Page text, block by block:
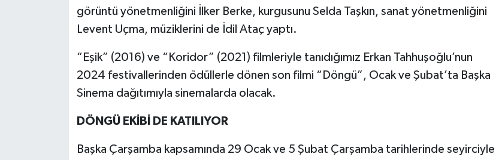
görüntü yönetmenliğini İlker Berke, kurgusunu Selda Taşkın, sanat yönetmenliğini
Levent Uçma, müziklerini de İdil Ataç yaptı.
“Eşik” (2016) ve “Koridor” (2021) filmleriyle tanıdığımız Erkan Tahhuşoğlu’nun
2024 festivallerinden ödüllerle dönen son filmi “Döngü”, Ocak ve Şubat’ta Başka
Sinema dağıtımıyla sinemalarda olacak.
DÖNGÜ EKİBİ DE KATILIYOR
Başka Çarşamba kapsamında 29 Ocak ve 5 Şubat Çarşamba tarihlerinde seyirciyle